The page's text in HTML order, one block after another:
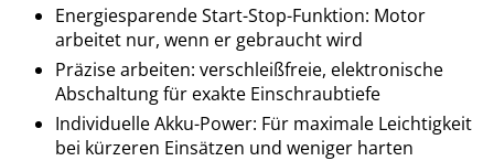
Energiesparende Start-Stop-Funktion: Motor
arbeitet nur, wenn er gebraucht wird
Präzise arbeiten: verschleißfreie, elektronische
Abschaltung für exakte Einschraubtiefe
Individuelle Akku-Power: Für maximale Leichtigkeit
bei kürzeren Einsätzen und weniger harten